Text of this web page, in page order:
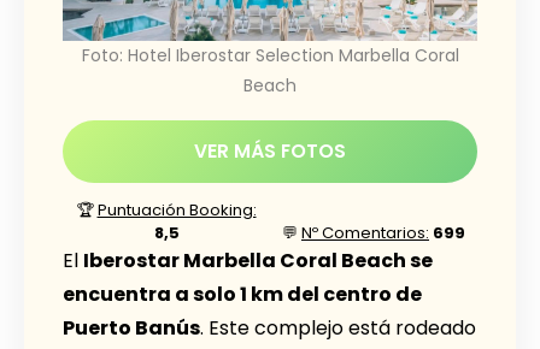
Foto: Hotel Iberostar Selection Marbella Coral
Beach
VER MÁS FOTOS
🏆Puntuación Booking:
8,5
💬 Nº Comentarios: 699
El Iberostar Marbella Coral Beach se
encuentra a solo 1 km del centro de
Puerto Banús. Este complejo está rodeado